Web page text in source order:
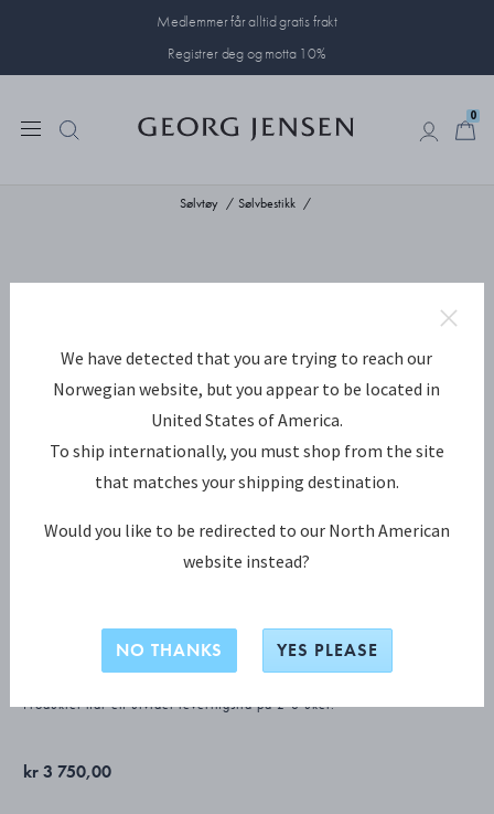
Medlemmer får alltid gratis frakt
Registrer deg og motta 10%
0
Sølvtøy Sølvbestikk
STERLINGSØLV
Produktet har en utvidet leveringstid på 2-8 uker.
kr 3 750,00
We have detected that you are trying to reach our
Norwegian website, but you appear to be located in
United States of America.
To ship internationally, you must shop from the site
that matches your shipping destination.
Would you like to be redirected to our North American
website instead?
NO THANKS YES PLEASE